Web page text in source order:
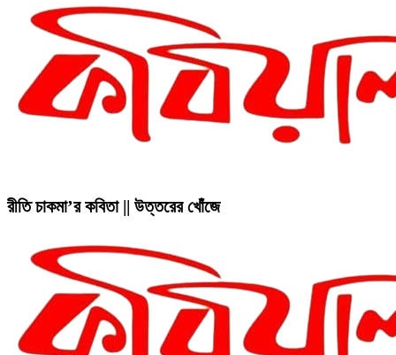
রীতি চাকমা’র কবিতা || উত্তরের খোঁজে